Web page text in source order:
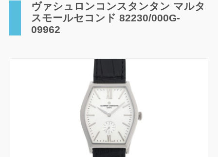
ヴァシュロンコンスタンタン マルタ
スモールセコンド 82230/000G-
09962